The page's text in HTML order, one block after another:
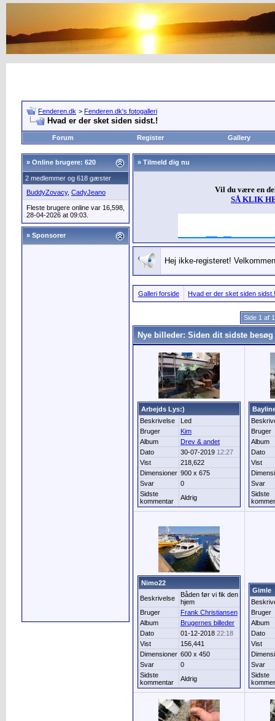
Fenderen.dk > Fenderen.dk's fotogalleri
Hvad er der sket siden sidst.!
Forum Register Gallery
» Online brugere: 620
2 medlemmer og 618 gæster
BuddyZovacy, CadyJeano
Fleste brugere online var 16,598,
28-04-2026 at 09:03.
» Sponsorer
» Tilmeld dig nu
Vil du være en
SÅ KLIK
Hej ikke-registeret!
Galleri forside Hvad er der sket siden sidst.!
Side 1 af
Nye billeder: Siden dit sidste besøg
Arbejds Lys:)
Beskrivelse
Led
Bruger
Kim
Album
Drev & andet
Dato
30-07-2019 12:27
Vist
218,622
Dimensioner 900 x 675
Svar
0
Sidste
kommentar
Aldrig
Bruger
Album
Dato
Vist
Svar
Sidste
Nimo22
Beskrivelse
Båden før vi fik den
hjem
Bruger
Frank Christiansen
Album
Brugernes billeder
Dato
01-12-2018 22:18
Vist
156,441
Dimensioner 600 x 450
Svar
0
Sidste
kommentar
Aldrig
Gimle
Bruger
Album
Dato
Vist
Svar
Sidste